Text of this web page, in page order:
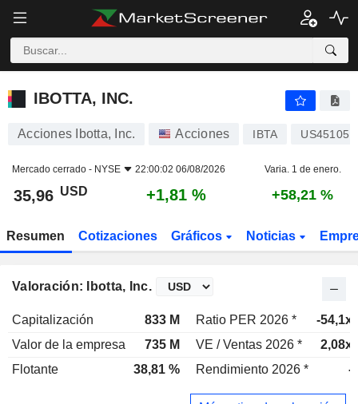
IBOTTA, INC.
IBOTTA, INC.
Acciones Ibotta, Inc. Acciones IBTA
Mercado cerrado - NYSE 22:00:02 06/08/2026 Varia. 1 de enero.
35,96 USD +1,81 % +58,21 %
Resumen Cotizaciones Gráficos Noticias
Valoración: Ibotta, Inc.
Capitalización 833 M Ratio PER 2026 *
-54,1x
Valor de la empresa
735 M VE / Ventas 2026 *
2,08x
Flotante
38,81 % Rendimiento 2026 * -